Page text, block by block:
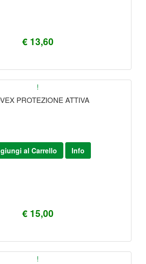
€ 13,60
!
PROTEZIONE ATTIVA
€ 15,00
al Carrello Info
!